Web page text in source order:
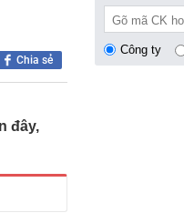
Chia sẻ
đây,
Công ty